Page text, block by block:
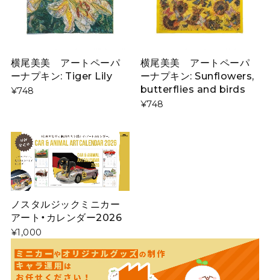
横尾美美 アートペーパ
ーナプキン: Tiger Lily
¥748
横尾美美 アートペーパ
ーナプキン: Sunflowers,
butterflies and birds
¥748
ノスタルジックミニカー
アート・カレンダー2026
¥1,000